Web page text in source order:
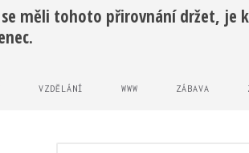
měli tohoto přirovnání držet, je
VZDĚLÁNÍ WWW ZÁBAVA
Vyhledávání